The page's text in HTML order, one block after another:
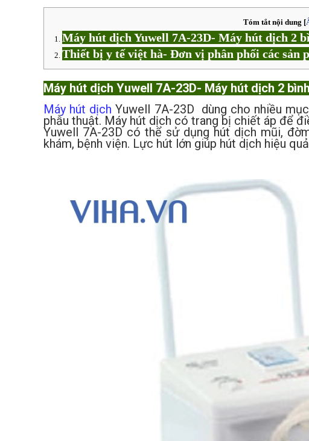
Tóm tắt nội dung [
Máy hút dịch Yuwell 7A-23D- Máy hút dịch 2
Thiết bị y tế việt hà- Đơn vị phân phối các sản
Máy hút dịch Yuwell 7A-23D- Máy hút dịch 2 bình
Máy hút dịch Yuwell 7A-23D dùng cho nhiều
phẫu thuật. Máy hút dịch có trang bị chiết áp để
Yuwell 7A-23D có thể sử dụng hút dịch mũi,
khám, bệnh viện. Lực hút lớn giúp hút dịch hiệu